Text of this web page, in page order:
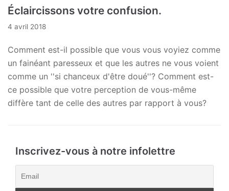
Éclaircissons votre confusion.
4 avril 2018
Comment est-il possible que vous vous voyiez comme
un fainéant paresseux et que les autres ne vous voient
comme un ''si chanceux d'être doué''? Comment est-
ce possible que votre perception de vous-même
diffère tant de celle des autres par rapport à vous?
Inscrivez-vous à notre infolettre